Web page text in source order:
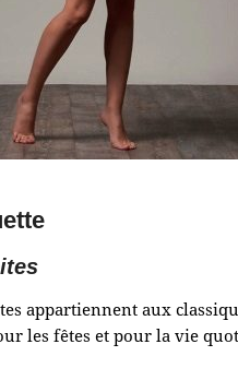
appartiennent aux
les fêtes et pour la vie